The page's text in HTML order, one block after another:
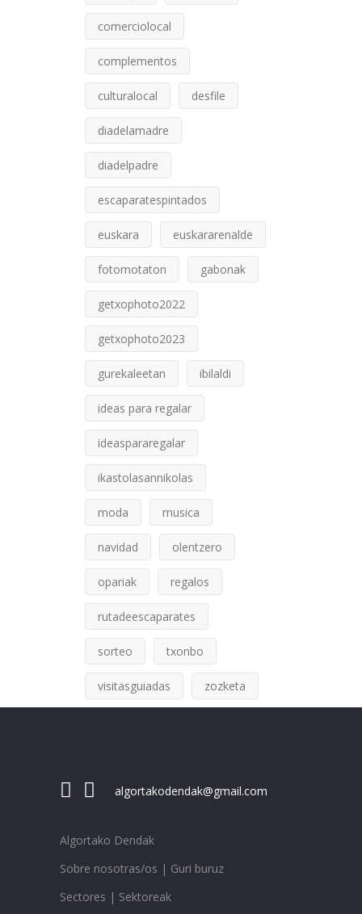
comerciolocal
complementos
culturalocal desfile
diadelamadre
diadelpadre
escaparatespintados
euskara euskararenalde
fotomotaton gabonak
getxophoto2022
getxophoto2023
gurekaleetan ibilaldi
ideas para regalar
ideaspararegalar
ikastolasannikolas
moda musica
navidad olentzero
opariak regalos
rutadeescaparates
sorteo txonbo
visitasguiadas zozketa
algortakodendak@gmail.com
Algortako Dendak
Sobre nosotras/os | Guri buruz
Sectores | Sektoreak